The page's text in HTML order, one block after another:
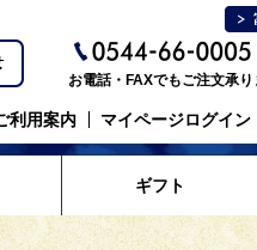
お電話・FAXでもご注文承
利用案内 マイページログイン
ギフト